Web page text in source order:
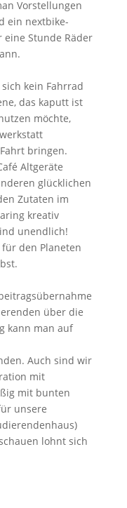
Vorstellungen
ein nextbike-
Stunde Räder
kein Fahrrad
das kaputt ist
möchte,
bringen.
Altgeräte
glücklichen
Zutaten im
kreativ
unendlich!
den Planeten
über die
kann man auf
Auch sind wir
mit
mit bunten
unsere
lohnt sich
Fall!